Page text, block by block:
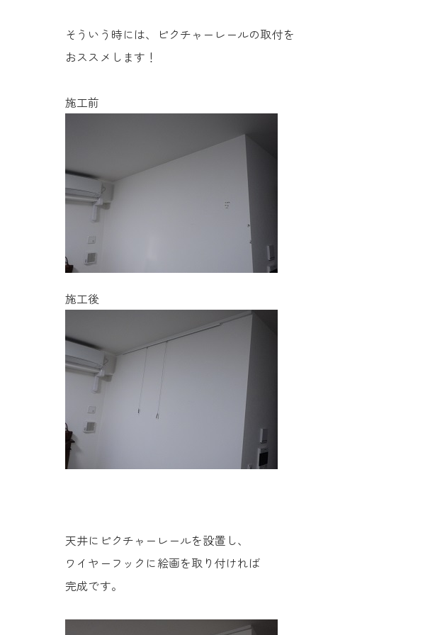
そういう時には、ピクチャーレールの取付を
おススメします！
施工前
施工後
天井にピクチャーレールを設置し、
ワイヤーフックに絵画を取り付ければ
完成です。